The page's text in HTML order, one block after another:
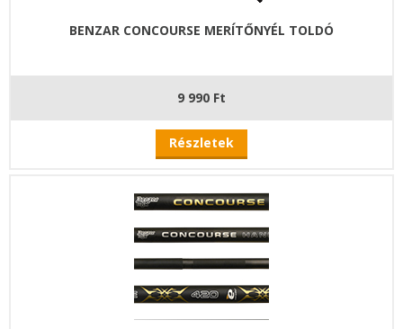
BENZAR CONCOURSE MERÍTŐNYÉL TOLDÓ
9 990 Ft
Részletek